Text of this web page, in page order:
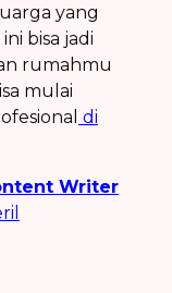
yang
bisa jadi
rumahmu
mulai
di
Writer